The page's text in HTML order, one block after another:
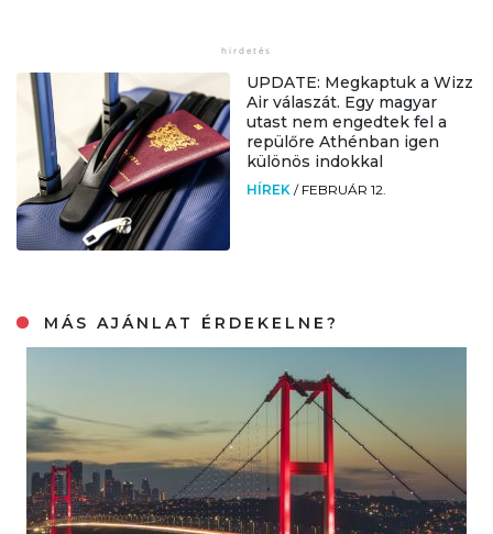
UPDATE: Megkaptuk a Wizz
Air válaszát. Egy magyar
utast nem engedtek fel a
repülőre Athénban igen
különös indokkal
HÍREK / FEBRUÁR 12.
MÁS AJÁNLAT ÉRDEKELNE?